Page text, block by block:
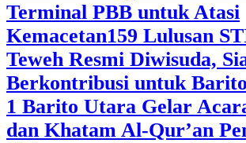
Terminal PBB untuk Atasi
Kemacetan159 Lulusan
Teweh Resmi Diwisuda,
Berkontribusi untuk
1 Barito Utara Gelar
dan Khatam Al-Qur’an